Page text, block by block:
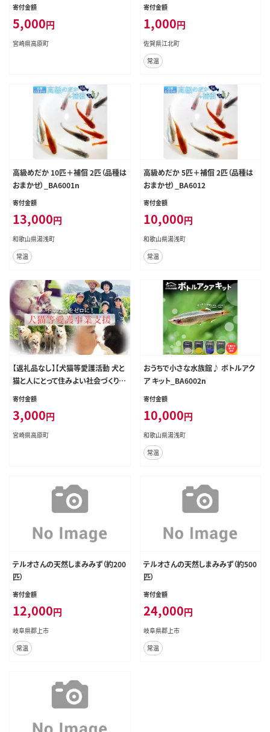
応援】宮崎県 高原町 特定非営利活
P00056
寄付金額
5,000円
宮崎県高原町
物支援 動物保護 流鏑馬 返礼品なし
寄付金額
1,000円
佐賀県江北町
常温
高級めだか 10匹＋補償 2匹（品種は
おまかせ）_BA6001n
寄付金額
13,000円
和歌山県湯浅町
常温
高級めだか 5匹＋補償 2匹（品種は
おまかせ）_BA6012
寄付金額
10,000円
和歌山県湯浅町
常温
【返礼品なし】【犬猫等愛護活動 犬と
猫と人にとって住みよい社会づくりを
応援】宮崎県 高原町 特定非営利活
動法人 咲桃虎(さくもんと) TF3002-
P00056
寄付金額
3,000円
宮崎県高原町
おうちで小さな水族館♪ ボトルアク
ア キット_BA6002n
寄付金額
10,000円
和歌山県湯浅町
常温
テルオさんの天然しまみみず（約200
匹）
寄付金額
12,000円
岐阜県郡上市
常温
テルオさんの天然しまみみず（約500
匹）
寄付金額
24,000円
岐阜県郡上市
常温